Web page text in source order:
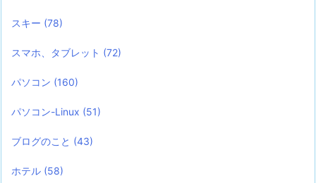
スキー (78)
スマホ、タブレット (72)
パソコン (160)
パソコン-Linux (51)
ブログのこと (43)
ホテル (58)